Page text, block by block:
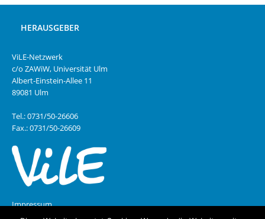
HERAUSGEBER
ViLE-Netzwerk
c/o ZAWiW, Universität Ulm
Albert-Einstein-Allee 11
89081 Ulm
Tel.: 0731/50-26606
Fax.: 0731/50-26609
Impressum